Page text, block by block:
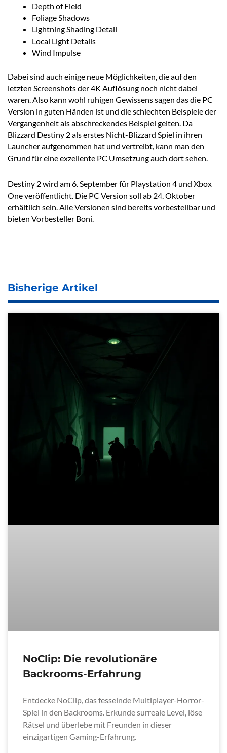
Depth of Field
Foliage Shadows
Lightning Shading Detail
Local Light Details
Wind Impulse
Dabei sind auch einige neue Möglichkeiten, die auf den
letzten Screenshots der 4K Auflösung noch nicht dabei
waren. Also kann wohl ruhigen Gewissens sagen das die PC
Version in guten Händen ist und die schlechten Beispiele der
Vergangenheit als abschreckendes Beispiel gelten. Da
Blizzard Destiny 2 als erstes Nicht-Blizzard Spiel in ihren
Launcher aufgenommen hat und vertreibt, kann man den
Grund für eine exzellente PC Umsetzung auch dort sehen.
Destiny 2 wird am 6. September für Playstation 4 und Xbox
One veröffentlicht. Die PC Version soll ab 24. Oktober
erhältlich sein. Alle Versionen sind bereits vorbestellbar und
bieten Vorbesteller Boni.
Bisherige Artikel
NoClip: Die revolutionäre
Backrooms-Erfahrung
Entdecke NoClip, das fesselnde Multiplayer-Horror-
Spiel in den Backrooms. Erkunde surreale Level, löse
Rätsel und überlebe mit Freunden in dieser
einzigartigen Gaming-Erfahrung.